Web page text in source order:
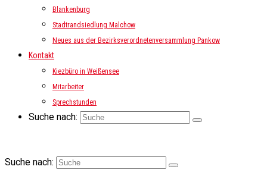
Blankenburg
Stadtrandsiedlung Malchow
Neues aus der Bezirksverordnetenversammlung Pankow
Kontakt
Kiezbüro in Weißensee
Mitarbeiter
Sprechstunden
Suche nach:
Suche nach: